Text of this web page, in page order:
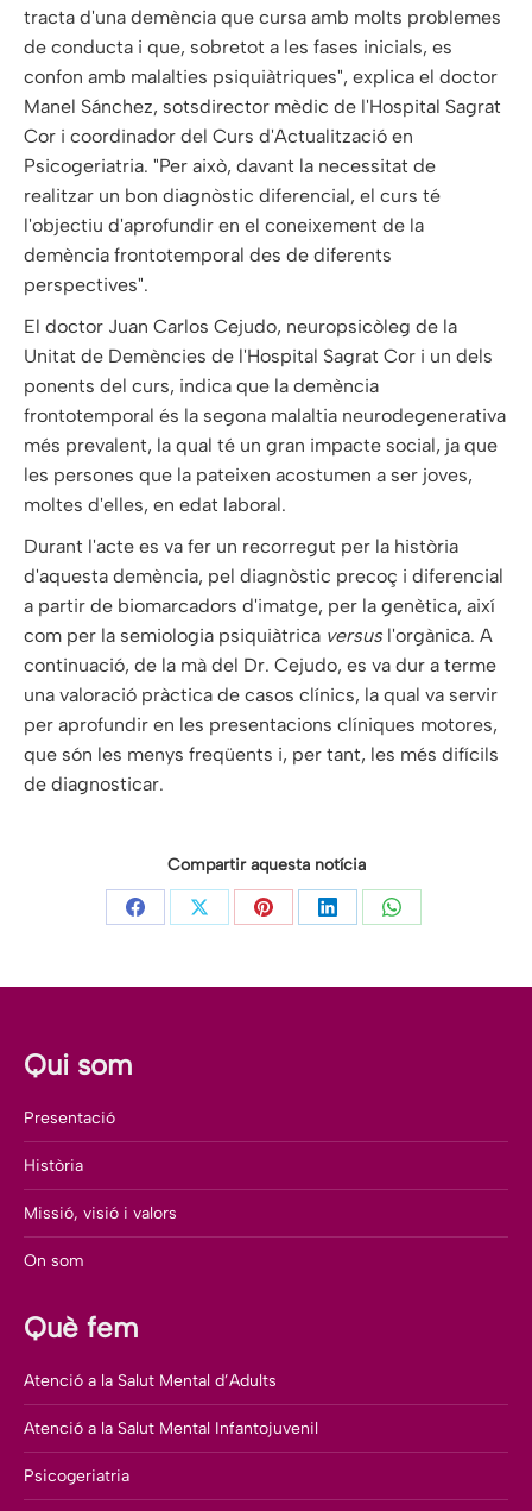
tracta d'una demència que cursa amb molts problemes
de conducta i que, sobretot a les fases inicials, es
confon amb malalties psiquiàtriques", explica el doctor
Manel Sánchez, sotsdirector mèdic de l'Hospital Sagrat
Cor i coordinador del Curs d'Actualització en
Psicogeriatria. "Per això, davant la necessitat de
realitzar un bon diagnòstic diferencial, el curs té
l'objectiu d'aprofundir en el coneixement de la
demència frontotemporal des de diferents
perspectives".
El doctor Juan Carlos Cejudo, neuropsicòleg de la
Unitat de Demències de l'Hospital Sagrat Cor i un dels
ponents del curs, indica que la demència
frontotemporal és la segona malaltia neurodegenerativa
més prevalent, la qual té un gran impacte social, ja que
les persones que la pateixen acostumen a ser joves,
moltes d'elles, en edat laboral.
Durant l'acte es va fer un recorregut per la història
d'aquesta demència, pel diagnòstic precoç i diferencial
a partir de biomarcadors d'imatge, per la genètica, així
com per la semiologia psiquiàtrica versusl'orgànica. A
continuació, de la mà del Dr. Cejudo, es va dur a terme
una valoració pràctica de casos clínics, la qual va servir
per aprofundir en les presentacions clíniques motores,
que són les menys freqüents i, per tant, les més difícils
de diagnosticar.
Compartir aquesta notícia
Share
Facebook
Share
X
Share
Pinterest
Share
LinkedIn
Share
WhatsApp
Qui som
Presentació
Història
Missió, visió i valors
On som
Què fem
Atenció a la Salut Mental d’Adults
Atenció a la Salut Mental Infantojuvenil
Psicogeriatria